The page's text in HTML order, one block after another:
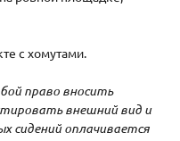
с хомутами.
право вносить
внешний вид и
сидений оплачивается